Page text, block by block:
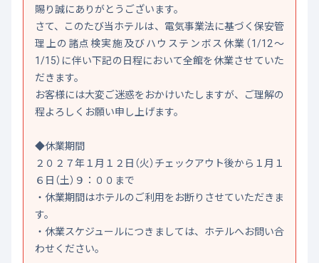
賜り誠にありがとうございます。
さて、このたび当ホテルは、電気事業法に基づく保安管
理上の諸点検実施及びハウステンボス休業（1/12～
1/15）に伴い下記の日程において全館を休業させていた
だきます。
お客様には大変ご迷惑をおかけいたしますが、ご理解の
程よろしくお願い申し上げます。
◆休業期間
２０２７年１月１２日（火）チェックアウト後から１月１
６日（土）９：００まで
・休業期間はホテルのご利用をお断りさせていただきま
す。
・休業スケジュールにつきましては、ホテルへお問い合
わせください。